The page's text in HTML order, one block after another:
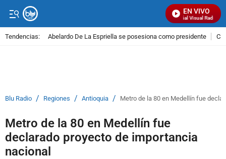
EN VIVO
Señal Visual Radio
Tendencias: Abelardo De La Espriella se posesiona como presidente
Blu Radio / Regiones / Antioquia / Metro de la 80 en Medellín fue
Metro de la 80 en Medellín fue
declarado proyecto de importancia
nacional